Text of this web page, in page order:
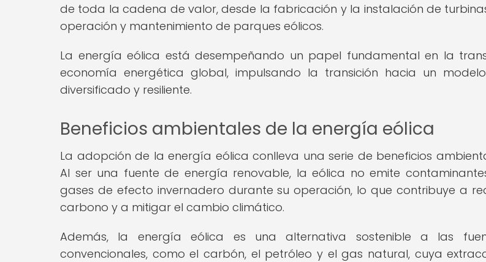
de toda la cadena de valor, desde la fabricación y la instalación de
operación y mantenimiento de parques eólicos.
La energía eólica está desempeñando un papel fundamental en la
economía energética global, impulsando la transición hacia un
diversificado y resiliente.
Beneficios ambientales de la energía eólica
La adopción de la energía eólica conlleva una serie de beneficios
Al ser una fuente de energía renovable, la eólica no emite
gases de efecto invernadero durante su operación, lo que contribuye a
carbono y a mitigar el cambio climático.
Además, la energía eólica es una alternativa sostenible a las
convencionales, como el carbón, el petróleo y el gas natural, cuya